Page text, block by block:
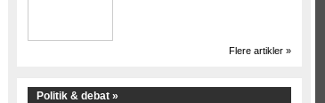
Flere artikler »
Politik & debat »